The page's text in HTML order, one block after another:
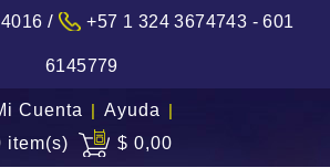
/ +57 1 324 3674743 - 601
6145779
Cuenta | Ayuda |
item(s)
$ 0,00